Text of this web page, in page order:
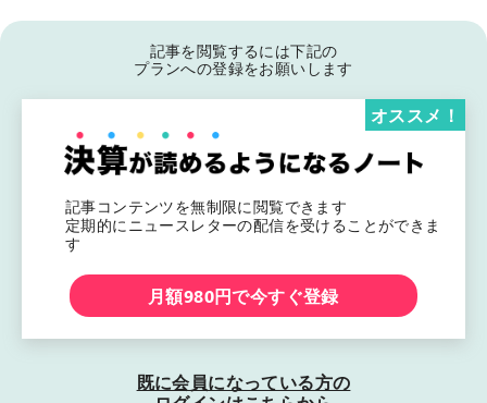
記事を閲覧するには下記の
プランへの登録をお願いします
記事コンテンツを無制限に閲覧できます
定期的にニュースレターの配信を受けることができま
す
オススメ！
月額980円で今すぐ登録
既に会員になっている方の